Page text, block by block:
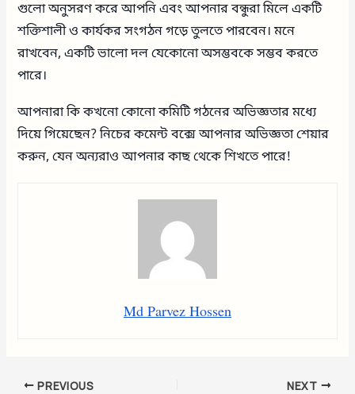
গুলো অনুসরণ করে আপনি এবং আপনার বন্ধুরা মিলে একটি
শক্তিশালী ও কার্যকর সংগঠন গড়ে তুলতে পারবেন। মনে
রাখবেন, একটি ভালো দল যেকোনো অসম্ভবকে সম্ভব করতে
পারে।
আপনারা কি কখনো কোনো কমিটি গঠনের অভিজ্ঞতার মধ্যে
দিয়ে গিয়েছেন? নিচের কমেন্ট বক্সে আপনার অভিজ্ঞতা শেয়ার
করুন, যেন অন্যরাও আপনার কাছ থেকে শিখতে পারে!
Md Parvez Hossen
PREVIOUS NEXT